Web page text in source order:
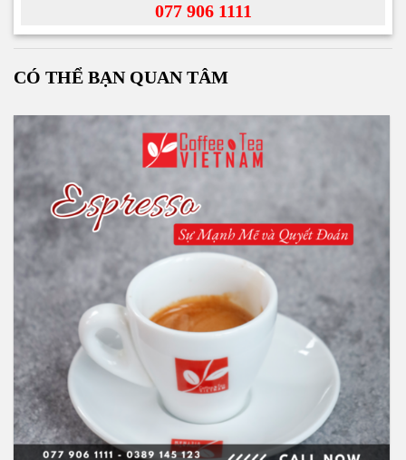
077 906 1111
CÓ THỂ BẠN QUAN TÂM